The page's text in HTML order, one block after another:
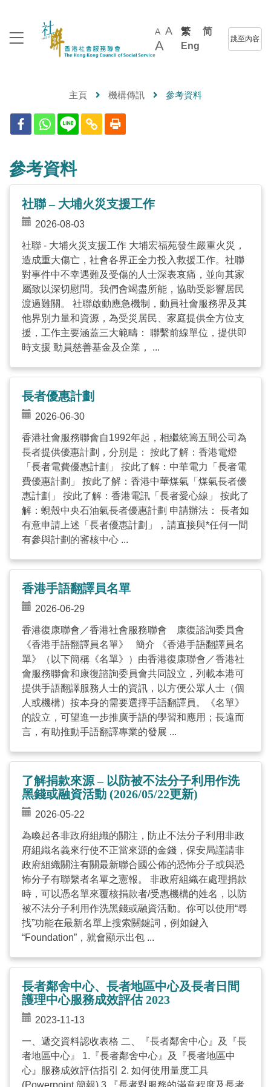
A A
A
繁
简
Eng
跳至內容
主頁 機構傳訊 參考資料
參考資料
社聯 – 大埔火災支援工作
2026-08-03
社聯 - 大埔火災支援工作 大埔宏福苑發生嚴重火災，
造成重大傷亡，社會各界正全力投入救援工作。社聯
對事件中不幸遇難及受傷的人士深表哀痛，並向其家
屬致以深切慰問。我們會竭盡所能，協助受影響居民
渡過難關。 社聯啟動應急機制，動員社會服務界及其
他界別力量和資源，為受災居民、家庭提供全方位支
援，工作主要涵蓋三大範疇： 聯繫前線單位，提供即
時支援 動員慈善基金及企業， ...
長者優惠計劃
2026-06-30
香港社會服務聯會自1992年起，相繼統籌五間公司為
長者提供優惠計劃，分別是： 按此了解：香港電燈
「長者電費優惠計劃」 按此了解：中華電力「長者電
費優惠計劃」 按此了解：香港中華煤氣「煤氣長者優
惠計劃」 按此了解：香港電訊「長者愛心線」 按此了
解：蜆殼中央石油氣長者優惠計劃 申請辦法： 長者如
有意申請上述「長者優惠計劃」，請直接與*任何一間
有參與計劃的審核中心 ...
香港手語翻譯員名單
2026-06-29
香港復康聯會／香港社會服務聯會 康復諮詢委員會
《香港手語翻譯員名單》 簡介 《香港手語翻譯員名
單》（以下簡稱《名單》）由香港復康聯會／香港社
會服務聯會和康復諮詢委員會共同設立，列載本港可
提供手語翻譯服務人士的資訊，以方便公眾人士（個
人或機構）按本身的需要選擇手語翻譯員。《名單》
的設立，可望進一步推廣手語的學習和應用；長遠而
言，有助推動手語翻譯專業的發展 ...
了解捐款來源 – 以防被不法分子利用作洗
黑錢或融資活動 (2026/05/22更新)
2026-05-22
為喚起各非政府組織的關注，防止不法分子利用非政
府組織名義來行使不正當來源的金錢，保安局謹請非
政府組織關注有關最新聯合國公佈的恐怖分子或與恐
怖分子有聯繫者名單之憲報。 非政府組織在處理捐款
時，可以憑名單來覆核捐款者/受惠機構的姓名，以防
被不法分子利用作洗黑錢或融資活動。你可以使用“尋
找”功能在最新名單上搜索關鍵詞，例如鍵入
“Foundation”，就會顯示出包 ...
長者鄰舍中心、長者地區中心及長者日間
護理中心服務成效評估 2023
2023-11-13
一、遞交資料認收表格 二、『長者鄰舍中心』及『長
者地區中心』 1.『長者鄰舍中心』及『長者地區中
心』服務成效評估指引 2. 如何使用量度工具
(Powerpoint 簡報) 3.『長者對服務的滿意程度及長者